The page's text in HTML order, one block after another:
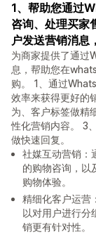
1、帮助您通过
咨询、处理买
户发送营销消息
为商家提供了通过
息，帮助您在
购。 1、通过
效率来获得更好的
为、客户标签做精
性化营销内容。 3
做快速回复。
社媒互动营销：
的购物咨询，以
购物体验。
精细化客户运营
以对用户进行分
销更有针对性。